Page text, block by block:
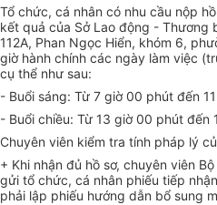
Tổ chức, cá nhân có nhu cầu nộp
kết quả của Sở Lao động - Thương
112A, Phan Ngọc Hiển, khóm 6,
giờ hành chính các ngày làm việc
cụ thể như sau:
- Buổi sáng: Từ 7 giờ 00 phút đến
- Buổi chiều: Từ 13 giờ 00 phút đến
Chuyên viên kiểm tra tính pháp lý
+ Khi nhận đủ hồ sơ, chuyên viên
gửi tổ chức, cá nhân phiếu tiếp
phải lập phiếu hướng dẫn bổ sung